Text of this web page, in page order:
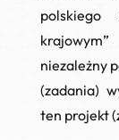
niezależny
(zadania)
ten projekt